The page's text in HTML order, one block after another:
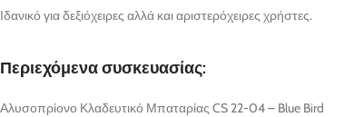
Ιδανικό για δεξιόχειρες αλλά και αριστερόχειρες χρήστες.
Περιεχόμενα συσκευασίας:
Αλυσοπρίονο Κλαδευτικό Μπαταρίας CS 22-04 – Blue Bird